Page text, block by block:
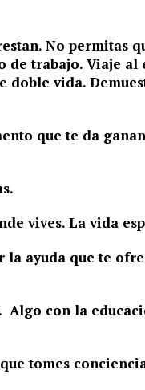
No permitas
de trabajo. Viaje
doble vida.
que te da
vives. La vida
la ayuda que te
Algo con la
tomes